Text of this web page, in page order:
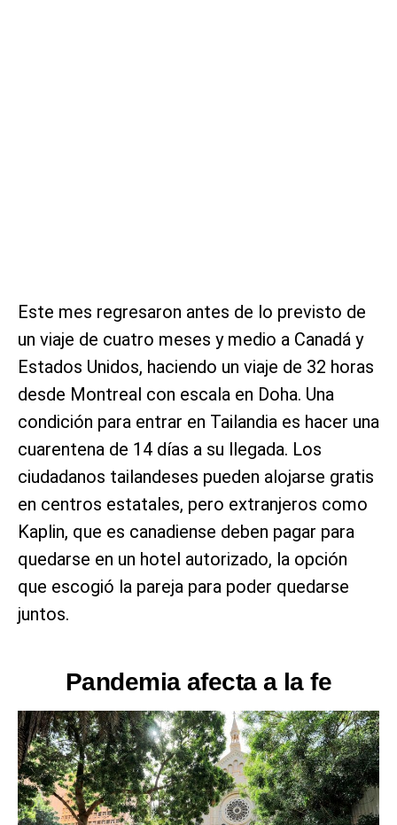
Este mes regresaron antes de lo previsto de
un viaje de cuatro meses y medio a Canadá y
Estados Unidos, haciendo un viaje de 32 horas
desde Montreal con escala en Doha. Una
condición para entrar en Tailandia es hacer una
cuarentena de 14 días a su llegada. Los
ciudadanos tailandeses pueden alojarse gratis
en centros estatales, pero extranjeros como
Kaplin, que es canadiense deben pagar para
quedarse en un hotel autorizado, la opción
que escogió la pareja para poder quedarse
juntos.
Pandemia afecta a la fe